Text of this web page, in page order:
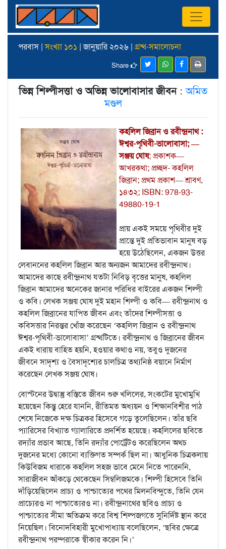
পরবাস |সংখ্যা ১০১ | জানুয়ারি ২০২৬ | গ্রন্থ-সমালোচনা
Share
ভিন্ন শিল্পীসত্তা ও অভিন্ন ভালোবাসার জীবন :অমিত
মণ্ডল
কহলিল জিব্রান ও রবীন্দ্রনাথ :
ঈশ্বর-পৃথিবী-ভালোবাসা; —
সঞ্জয় ঘোষ; প্রকাশক—
আখরকথা; প্রচ্ছদ- কহলিল
জিব্রান; প্রথম প্রকাশ— শ্রাবণ,
১৪৩২; ISBN: 978-93-
49880-19-1
প্রায় একই সময়ে পৃথিবীর দুই
প্রান্তে দুই প্রতিভাবান মানুষ বড়
হয়ে উঠেছিলেন, একজন উত্তর
লেবাননের কহলিল জিব্রান আর অন্যজন আমাদের রবীন্দ্রনাথ।
আমাদের কাছে রবীন্দ্রনাথ যতটা নিবিড় বৃত্তের মানুষ, কহলিল
জিব্রান আমাদের অনেকের জানার পরিধির বাইরের একজন শিল্পী
ও কবি। লেখক সঞ্জয় ঘোষ দুই মহান শিল্পী ও কবি— রবীন্দ্রনাথ ও
কহলিল জিব্রানের যাপিত জীবন এবং তাঁদের শিল্পীসত্তা ও
কবিসত্তার নিরন্তর খোঁজ করেছেন ‘কহলিল জিব্রান ও রবীন্দ্রনাথ
ঈশ্বর-পৃথিবী-ভালোবাসা’ গ্রন্থটিতে। রবীন্দ্রনাথ ও জিব্রানের জীবন
একই ধারায় বাহিত হয়নি, হওয়ার কথাও নয়, তবুও দুজনের
জীবনে সাদৃশ্য ও বৈসাদৃশ্যের চালচিত্র তথ্যনিষ্ঠ বয়ানে নির্মাণ
করেছেন লেখক সঞ্জয় ঘোষ।
বোস্টনের উদ্বাস্তু বস্তিতে জীবন শুরু খলিলের, সংকটের মুখোমুখি
হয়েছেন কিন্তু হেরে যাননি, রীতিমত অধ্যয়ন ও শিক্ষানবিশীর পাঠ
শেষে নিজেকে দক্ষ চিত্রকর হিসেবে গড়ে তুলেছিলেন। তাঁর ছবি
প্যারিসের বিখ্যাত গ্যালারিতে প্রদর্শিত হয়েছে। কহলিলের ছবিতে
রদ্যাঁর প্রভাব আছে, তিনি রদ্যাঁর পোর্ট্রেটও করেছিলেন অথচ
দুজনের মধ্যে কোনো ব্যক্তিগত সম্পর্ক ছিল না। আধুনিক চিত্রকলায়
কিউবিজম ধারাকে কহলিল সহজ ভাবে মেনে নিতে পারেননি,
সারাজীবন আঁকড়ে থেকেছেন সিম্বলিজমকে। শিল্পী হিসেবে তিনি
দাঁড়িয়েছিলেন প্রাচ্য ও পাশ্চাত্যের পথের মিলনবিন্দুতে, তিনি যেন
প্রাচ্যেরও না পাশ্চাত্যেরও না। রবীন্দ্রনাথের ছবিও প্রাচ্য ও
পাশ্চাত্যের সীমা অতিক্রম করে বিশ্ব শিল্পজগতে সুনির্দিষ্ট স্থান করে
নিয়েছিল। বিনোদবিহারী মুখোপাধ্যায় বলেছিলেন, ‘ছবির ক্ষেত্রে
রবীন্দ্রনাথ পরম্পরাকে স্বীকার করেন নি।’